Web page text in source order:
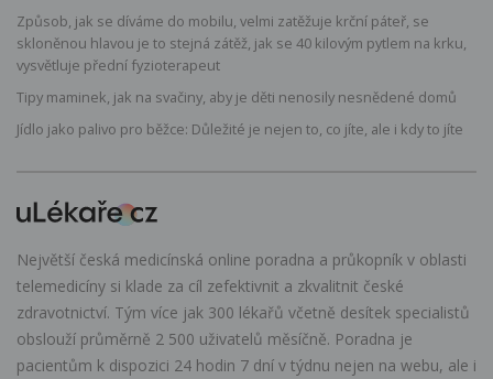
Způsob, jak se díváme do mobilu, velmi zatěžuje krční páteř, se
skloněnou hlavou je to stejná zátěž, jak se 40 kilovým pytlem na krku,
vysvětluje přední fyzioterapeut
Tipy maminek, jak na svačiny, aby je děti nenosily nesnědené domů
Jídlo jako palivo pro běžce: Důležité je nejen to, co jíte, ale i kdy to jíte
Největší česká medicínská online poradna a průkopník v oblasti
telemedicíny si klade za cíl zefektivnit a zkvalitnit české
zdravotnictví. Tým více jak 300 lékařů včetně desítek specialistů
obslouží průměrně 2 500 uživatelů měsíčně. Poradna je
pacientům k dispozici 24 hodin 7 dní v týdnu nejen na webu, ale i